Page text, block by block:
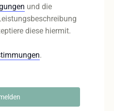
und die
diese hiermit.
.